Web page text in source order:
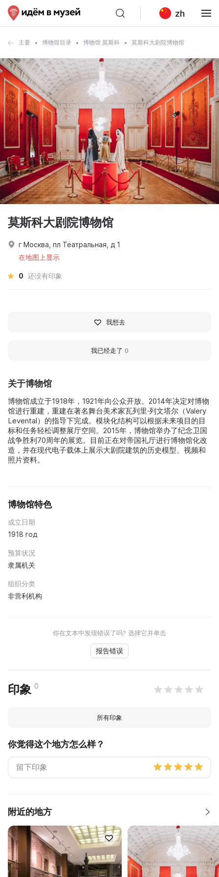
zh
主要 博物馆目录 博物馆 莫斯科 莫斯科大剧院博物馆
关于博物馆
博物馆成立于1918年，1921年向公众开放。2014年决定对博物
馆进行重建，重建在著名舞台美术家瓦列里·列文塔尔（Valery
Levental）的指导下完成。模块化结构可以根据未来项目的目
标和任务轻松调整展厅空间。2015年，博物馆举办了纪念卫国
战争胜利70周年的展览。目前正在对帝国礼厅进行博物馆化改
造，并在现代电子载体上展示大剧院建筑的历史模型、视频和
照片资料。
博物馆特色
成立日期
1918 год
预算状况
隶属机关
组织分类
非营利机构
你在文本中发现错误了吗? 选择它并单击
报告错误
印象 0
所有印象
你觉得这个地方怎么样？
附近的地方
莫斯科大剧院博物馆
г Москва, пл Театральная, д 1
在地图上显示
0 还没有印象
我想去
我已经走了 0